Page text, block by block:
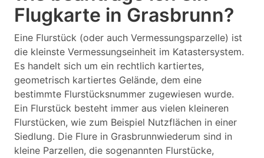
Flugkarte in Grasbrunn?
Eine Flurstück (oder auch Vermessungsparzelle) ist
die kleinste Vermessungseinheit im Katastersystem.
Es handelt sich um ein rechtlich kartiertes,
geometrisch kartiertes Gelände, dem eine
bestimmte Flurstücksnummer zugewiesen wurde.
Ein Flurstück besteht immer aus vielen kleineren
Flurstücken, wie zum Beispiel Nutzflächen in einer
Siedlung. Die Flure in Grasbrunnwiederum sind in
kleine Parzellen, die sogenannten Flurstücke,